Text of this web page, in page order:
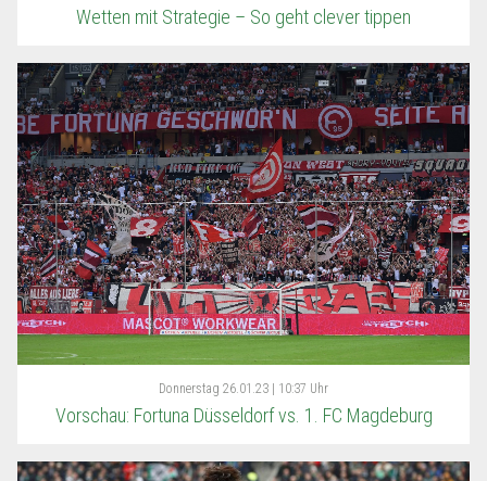
Wetten mit Strategie – So geht clever tippen
Donnerstag 26.01.23 | 10:37 Uhr
Vorschau: Fortuna Düsseldorf vs. 1. FC Magdeburg